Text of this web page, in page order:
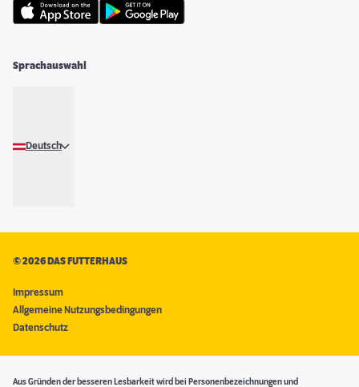
Sprachauswahl
Deutsch
©2026 DAS FUTTERHAUS
Impressum
Allgemeine Nutzungsbedingungen
Datenschutz
Aus Gründen der besseren Lesbarkeit wird bei Personenbezeichnungen und